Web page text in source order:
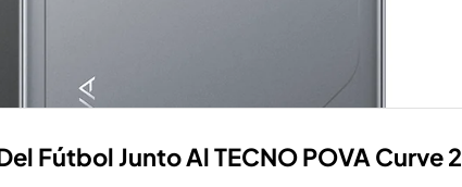
Fútbol Junto Al TECNO POVA Curve 2